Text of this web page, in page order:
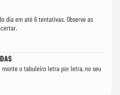
dia em até 6 tentativas. Observe as
o tabuleiro letra por letra, no seu